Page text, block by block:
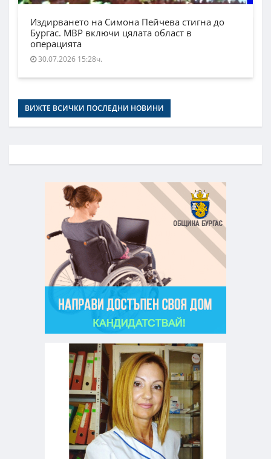
Издирването на Симона Пейчева стигна до
Бургас. МВР включи цялата област в
операцията
30.07.2026 15:28ч.
ВИЖТЕ ВСИЧКИ ПОСЛЕДНИ НОВИНИ